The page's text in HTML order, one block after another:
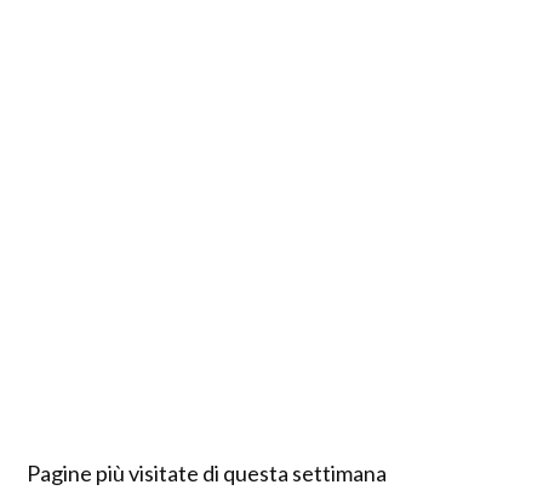
Pagine più visitate di questa settimana